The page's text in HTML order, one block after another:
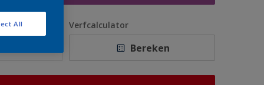
Verfcalculator
Bereken
All